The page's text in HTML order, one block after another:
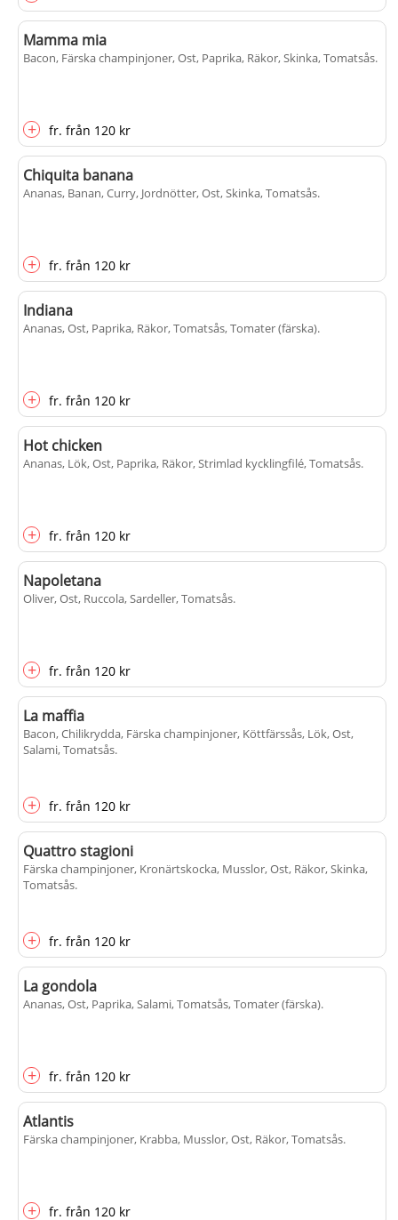
Mamma mia
Bacon, Färska champinjoner, Ost, Paprika, Räkor, Skinka, Tomatsås.
+ fr. från 120 kr
Chiquita banana
Ananas, Banan, Curry, Jordnötter, Ost, Skinka, Tomatsås.
+ fr. från 120 kr
Indiana
Ananas, Ost, Paprika, Räkor, Tomatsås, Tomater (färska).
+ fr. från 120 kr
Hot chicken
Ananas, Lök, Ost, Paprika, Räkor, Strimlad kycklingfilé, Tomatsås.
+ fr. från 120 kr
Napoletana
Oliver, Ost, Ruccola, Sardeller, Tomatsås.
+ fr. från 120 kr
La maffia
Bacon, Chilikrydda, Färska champinjoner, Köttfärssås, Lök, Ost,
Salami, Tomatsås.
+ fr. från 120 kr
Quattro stagioni
Färska champinjoner, Kronärtskocka, Musslor, Ost, Räkor, Skinka,
Tomatsås.
+ fr. från 120 kr
La gondola
Ananas, Ost, Paprika, Salami, Tomatsås, Tomater (färska).
+ fr. från 120 kr
Atlantis
Färska champinjoner, Krabba, Musslor, Ost, Räkor, Tomatsås.
+ fr. från 120 kr